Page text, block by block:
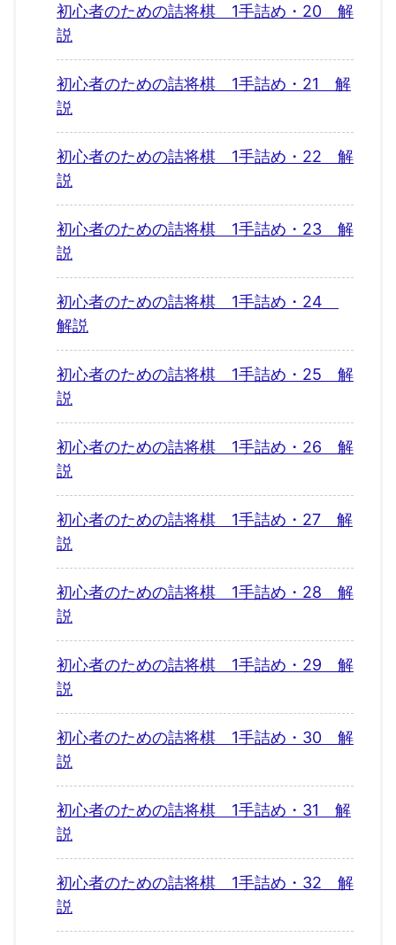
初心者のための詰将棋 1手詰め・20 解
説
初心者のための詰将棋 1手詰め・21 解
説
初心者のための詰将棋 1手詰め・22 解
説
初心者のための詰将棋 1手詰め・23 解
説
初心者のための詰将棋 1手詰め・24
解説
初心者のための詰将棋 1手詰め・25 解
説
初心者のための詰将棋 1手詰め・26 解
説
初心者のための詰将棋 1手詰め・27 解
説
初心者のための詰将棋 1手詰め・28 解
説
初心者のための詰将棋 1手詰め・29 解
説
初心者のための詰将棋 1手詰め・30 解
説
初心者のための詰将棋 1手詰め・31 解
説
初心者のための詰将棋 1手詰め・32 解
説